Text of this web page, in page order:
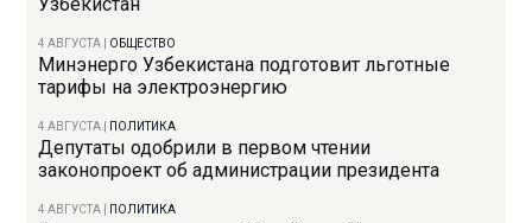
4 АВГУСТА ОБЩЕСТВО
Минэнерго Узбекистана подготовит льготные
тарифы на электроэнергию
4 АВГУСТА ПОЛИТИКА
Депутаты одобрили в первом чтении
законопроект об администрации президента
4 АВГУСТА ПОЛИТИКА